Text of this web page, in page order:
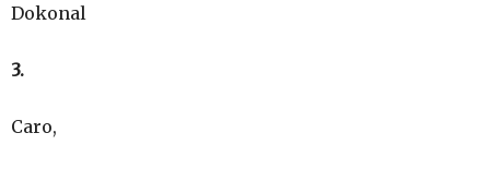
Dokonal
3.
Caro,